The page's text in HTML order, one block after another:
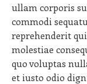
ullam corporis
commodi
reprehenderit
molestiae
quo voluptas
et iusto odio